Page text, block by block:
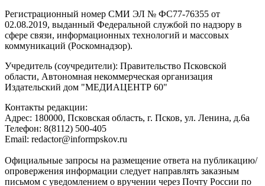
Регистрационный номер СМИ ЭЛ № ФС77-76355 от
02.08.2019, выданный Федеральной службой по надзору в
сфере связи, информационных технологий и массовых
коммуникаций (Роскомнадзор).
Учредитель (соучредители): Правительство Псковской
области, Автономная некоммерческая организация
Издательский дом "МЕДИАЦЕНТР 60"
Контакты редакции:
Адреc: 180000, Псковская область, г. Псков, ул. Ленина, д.6а
Телефон: 8(8112) 500-405
Email: redactor@informpskov.ru
Официальные запросы на размещение ответа на публикацию/
опровержения информации следует направлять заказным
письмом с уведомлением о вручении через Почту России по